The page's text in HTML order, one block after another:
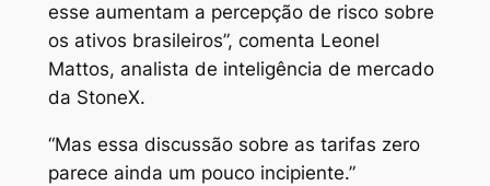
esse aumentam a percepção de risco sobre
os ativos brasileiros”, comenta Leonel
Mattos, analista de inteligência de mercado
da StoneX.
“Mas essa discussão sobre as tarifas zero
parece ainda um pouco incipiente.”